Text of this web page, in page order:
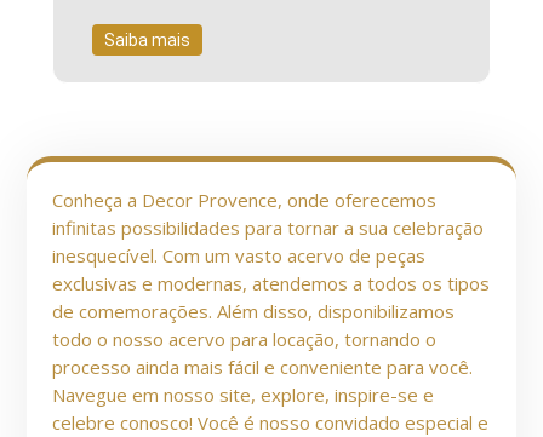
Saiba mais
Conheça a Decor Provence, onde oferecemos
infinitas possibilidades para tornar a sua celebração
inesquecível. Com um vasto acervo de peças
exclusivas e modernas, atendemos a todos os tipos
de comemorações. Além disso, disponibilizamos
todo o nosso acervo para locação, tornando o
processo ainda mais fácil e conveniente para você.
Navegue em nosso site, explore, inspire-se e
celebre conosco! Você é nosso convidado especial e